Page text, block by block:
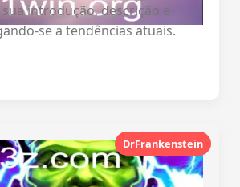
introdução, descrição e
se a tendências atuais.
DrFrankenstein